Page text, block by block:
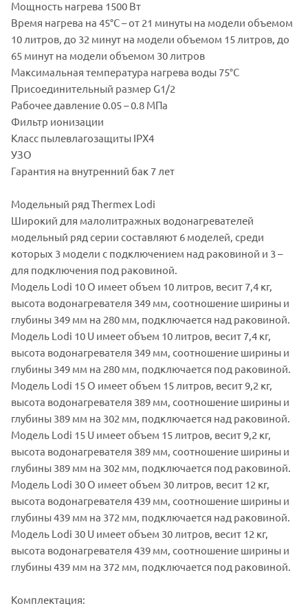
Мощность нагрева 1500 Вт
Время нагрева на 45°С – от 21 минуты на модели объемом
10 литров, до 32 минут на модели объемом 15 литров, до
65 минут на модели объемом 30 литров
Максимальная температура нагрева воды 75°С
Присоединительный размер G1/2
Рабочее давление 0.05 – 0.8 МПа
Фильтр ионизации
Класс пылевлагозащиты IPX4
УЗО
Гарантия на внутренний бак 7 лет
Модельный ряд Thermex Lodi
Широкий для малолитражных водонагревателей
модельный ряд серии составляют 6 моделей, среди
которых 3 модели с подключением над раковиной и 3 –
для подключения под раковиной.
Модель Lodi 10 O имеет объем 10 литров, весит 7,4 кг,
высота водонагревателя 349 мм, соотношение ширины и
глубины 349 мм на 280 мм, подключается над раковиной.
Модель Lodi 10 U имеет объем 10 литров, весит 7,4 кг,
высота водонагревателя 349 мм, соотношение ширины и
глубины 349 мм на 280 мм, подключается под раковиной.
Модель Lodi 15 O имеет объем 15 литров, весит 9,2 кг,
высота водонагревателя 389 мм, соотношение ширины и
глубины 389 мм на 302 мм, подключается над раковиной.
Модель Lodi 15 U имеет объем 15 литров, весит 9,2 кг,
высота водонагревателя 389 мм, соотношение ширины и
глубины 389 мм на 302 мм, подключается под раковиной.
Модель Lodi 30 O имеет объем 30 литров, весит 12 кг,
высота водонагревателя 439 мм, соотношение ширины и
глубины 439 мм на 372 мм, подключается над раковиной.
Модель Lodi 30 U имеет объем 30 литров, весит 12 кг,
высота водонагревателя 439 мм, соотношение ширины и
глубины 439 мм на 372 мм, подключается под раковиной.
Комплектация: